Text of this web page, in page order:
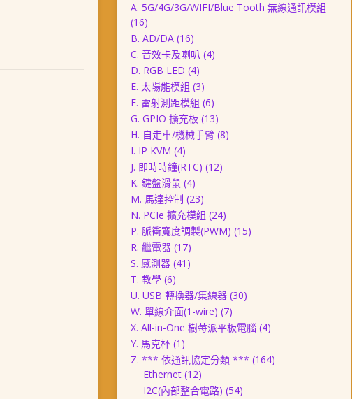
A. 5G/4G/3G/WIFI/Blue Tooth 無線通訊模組
(16)
B. AD/DA (16)
C. 音效卡及喇叭 (4)
D. RGB LED (4)
E. 太陽能模組 (3)
F. 雷射測距模組 (6)
G. GPIO 擴充板 (13)
H. 自走車/機械手臂 (8)
I. IP KVM (4)
J. 即時時鐘(RTC) (12)
K. 鍵盤滑鼠 (4)
M. 馬達控制 (23)
N. PCIe 擴充模組 (24)
P. 脈衝寬度調製(PWM) (15)
R. 繼電器 (17)
S. 感測器 (41)
T. 教學 (6)
U. USB 轉換器/集線器 (30)
W. 單線介面(1-wire) (7)
X. All-in-One 樹莓派平板電腦 (4)
Y. 馬克杯 (1)
Z. *** 依通訊協定分類 *** (164)
－ Ethernet (12)
－ I2C(內部整合電路) (54)